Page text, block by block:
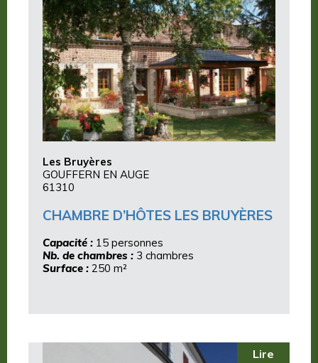
Les Bruyères
GOUFFERN EN AUGE
61310
CHAMBRE D’HÔTES LES BRUYÈRES
Capacité : 15 personnes
Nb. de chambres : 3 chambres
Surface : 250 m²
Lire